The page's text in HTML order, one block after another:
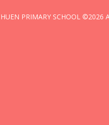
PRIMARY SCHOOL ©2026